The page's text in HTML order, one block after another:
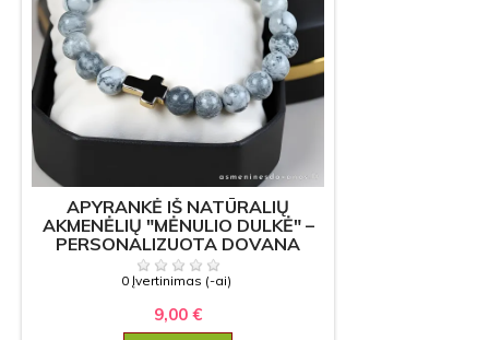
APYRANKĖ IŠ NATŪRALIŲ
AKMENĖLIŲ "MĖNULIO DULKĖ" –
PERSONALIZUOTA DOVANA
0 Įvertinimas (-ai)
9,00 €